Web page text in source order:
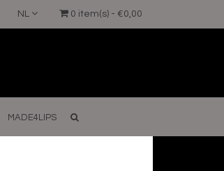
0 item(s) - €0,00
NL
MADE4LIPS